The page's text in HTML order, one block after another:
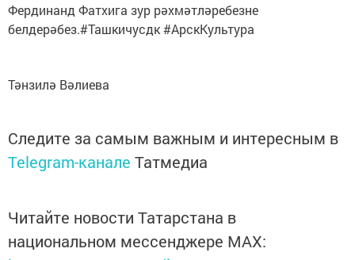
Фердинанд Фатхига зур рәхмәтләребезне
белдерәбез.#Ташкичусдк #АрскКультура
Тәнзилә Вәлиева
Следите за самым важным и интересным в
Telegram-канале Татмедиа
Читайте новости Татарстана в
национальном мессенджере MАХ: